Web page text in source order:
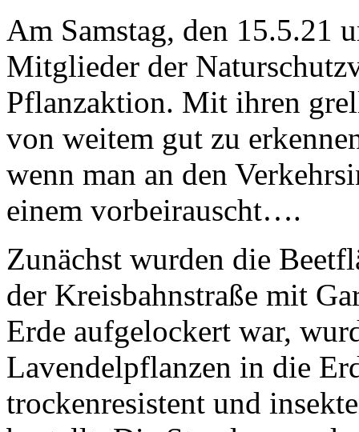
Am Samstag, den 15.5.21
Mitglieder der
Pflanzaktion. Mit ihren
von weitem gut zu
wenn man an den
einem vorbeirauscht….
Zunächst wurden die
der Kreisbahnstraße mit
Erde aufgelockert war,
Lavendelpflanzen in die
trockenresistent und